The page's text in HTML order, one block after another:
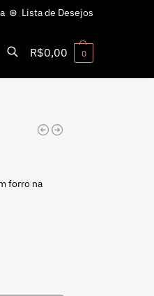
⊛ Lista de Desejos
R$0,00 0
forro na